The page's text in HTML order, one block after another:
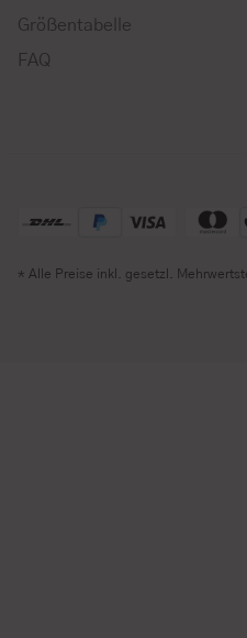
Größentabelle
FAQ
* Alle Preise inkl. gesetzl.